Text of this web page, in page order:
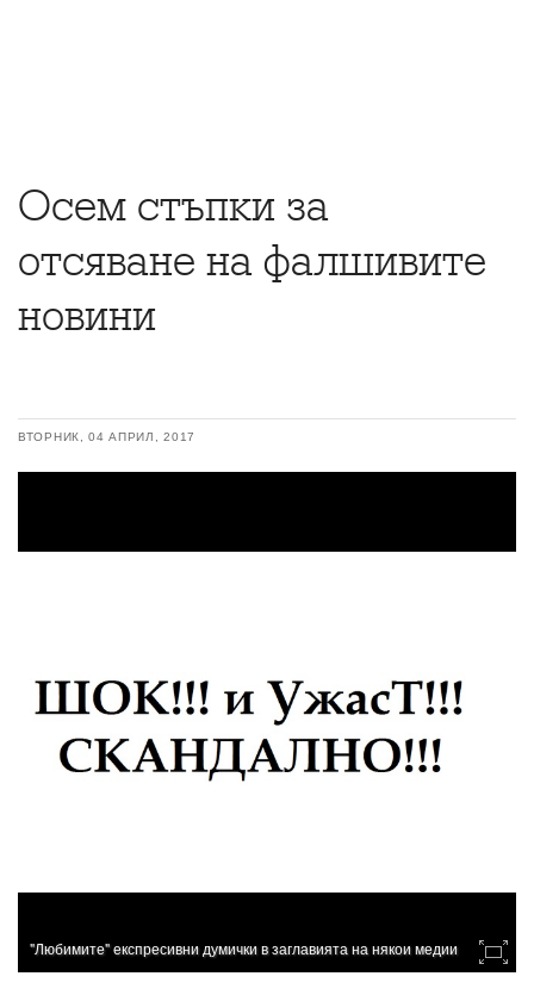
Осем стъпки за
отсяване на фалшивите
новини
ВТОРНИК, 04 АПРИЛ, 2017
"Любимите" експресивни думички в заглавията на някои медии